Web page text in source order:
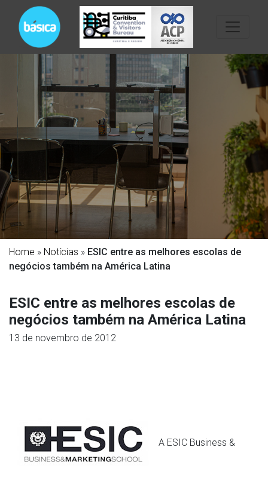
Home » Notícias » ESIC entre as melhores escolas de
negócios também na América Latina
ESIC entre as melhores escolas de
negócios também na América Latina
13 de novembro de 2012
A ESIC Business &